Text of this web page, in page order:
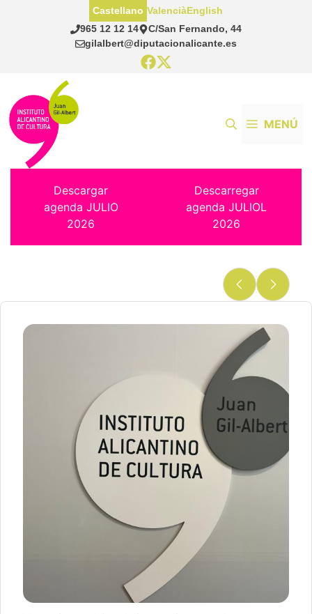
965 12 12 14
C/San Fernando, 44
gilalbert@diputacionalicante.es
Castellano ValenciàEnglish
MENÚ
Descargar
agenda JULIO
2026
Descarregar
agenda JULIOL
2026